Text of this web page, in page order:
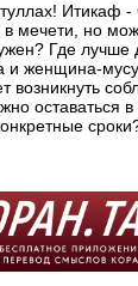
Итикаф -
в мечети, но
Где лучше
и женщина-
возникнуть
оставаться